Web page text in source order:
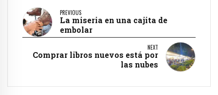
PREVIOUS
La miseria en una cajita de
embolar
NEXT
Comprar libros nuevos está por
las nubes